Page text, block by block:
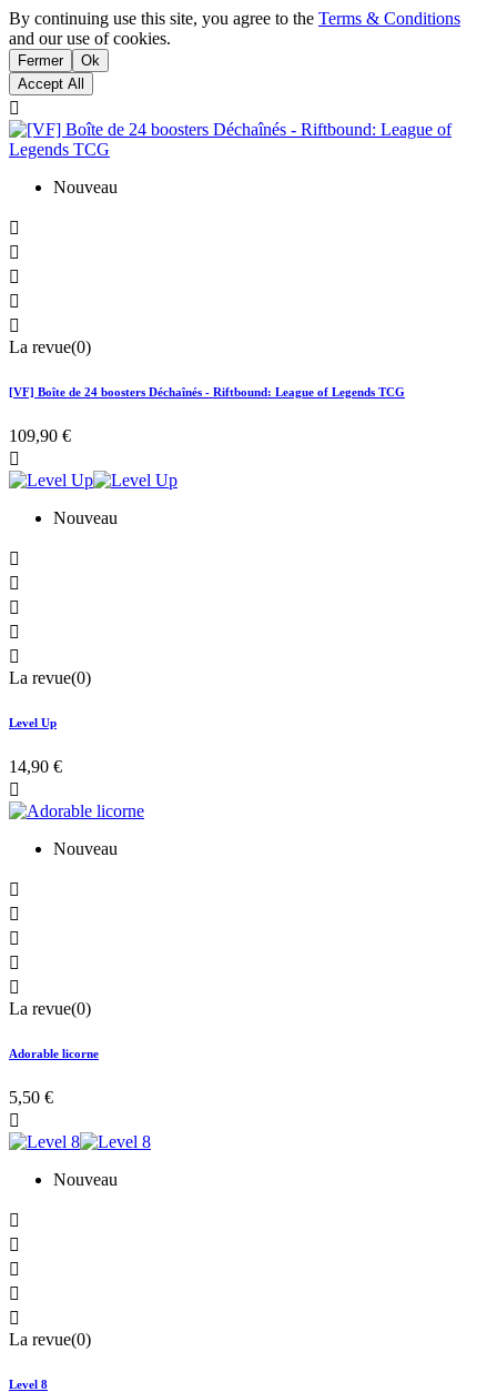
By continuing use this site, you agree to the Terms & Conditions
and our use of cookies.
Fermer
Ok
Accept All

Nouveau





La revue(0)
[VF] Boîte de 24 boosters Déchaînés - Riftbound: League of Legends TCG
109,90 €

Nouveau





La revue(0)
Level Up
14,90 €

Nouveau





La revue(0)
Adorable licorne
5,50 €

Nouveau





La revue(0)
Level 8